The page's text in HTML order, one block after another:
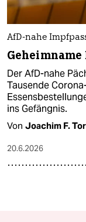
AfD-nahe
Der AfD-nahe
Tausende
ins Gefängnis.
Von Joachim F.
20.6.2026